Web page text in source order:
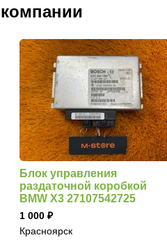
Блок управления
раздаточной коробкой
BMW X3 27107542725
1 000
Красноярск